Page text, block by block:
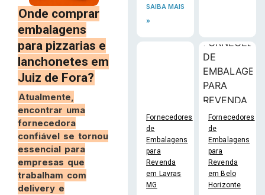
Onde comprar
embalagens
para pizzarias e
lanchonetes em
Juiz de Fora?
Atualmente,
encontrar uma
fornecedora
confiável se tornou
essencial para
empresas que
trabalham com
delivery e
SAIBA MAIS
»
Fornecedores
de
Embalagens
para
Revenda
em Lavras
MG
Fornecedores
de
Embalagens
para
Revenda
em Belo
Horizonte